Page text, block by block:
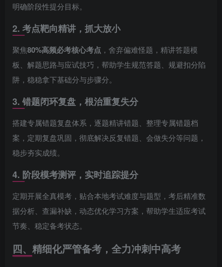
明确阶段性提分目标。
2. 考点靶向精讲，抓大放小
聚焦80%高频必考核心考点 ，舍弃偏难怪题，精讲答题模
板、解题思路与应试技巧，帮助学生规范答题、规避扣分陷
阱，稳稳拿下基础分与步骤分。
3. 错题闭环复盘，根治重复失分
搭建专属错题复盘体系，逐题精讲错题、整理专属错题档
案，定期复盘巩固，彻底解决反复错题、会做失分等问题，
稳步夯实成绩。
4. 阶段模考测评，实时追踪提分
定期开展全真模考，贴合本地考试难度与题型，考后精准数
据分析、查漏补缺，动态优化学习方案，帮助学生适应考试
节奏、稳定备考状态。
四、精细化严管备考，全力冲刺中高考